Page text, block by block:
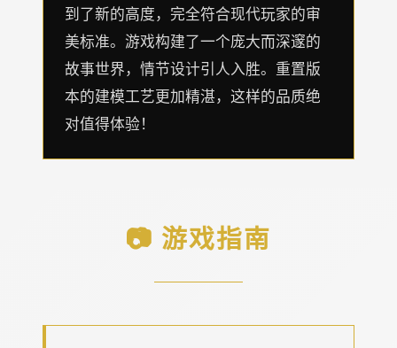
到了新的高度，完全符合现代玩家的审
美标准。游戏构建了一个庞大而深邃的
故事世界，情节设计引人入胜。重置版
本的建模工艺更加精湛，这样的品质绝
对值得体验！
📷 游戏指南